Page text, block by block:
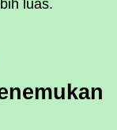
luas.